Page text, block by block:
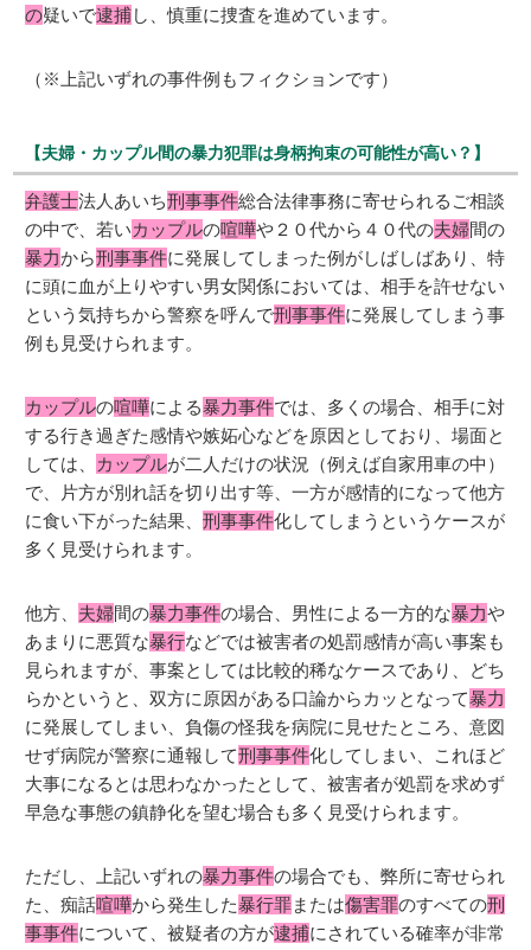
の疑いで逮捕し、慎重に捜査を進めています。
（※上記いずれの事件例もフィクションです）
【夫婦・カップル間の暴力犯罪は身柄拘束の可能性が高い？】
弁護士法人あいち刑事事件総合法律事務に寄せられるご相談
の中で、若いカップルの喧嘩や２０代から４０代の夫婦間の
暴力から刑事事件に発展してしまった例がしばしばあり、特
に頭に血が上りやすい男女関係においては、相手を許せない
という気持ちから警察を呼んで刑事事件に発展してしまう事
例も見受けられます。
カップルの喧嘩による暴力事件では、多くの場合、相手に対
する行き過ぎた感情や嫉妬心などを原因としており、場面と
しては、
カップルが二人だけの状況（例えば自家用車の中）
で、片方が別れ話を切り出す等、一方が感情的になって他方
に食い下がった結果、刑事事件化してしまうというケースが
多く見受けられます。
他方、 夫婦間の暴力事件の場合、男性による一方的な暴力や
あまりに悪質な暴行などでは被害者の処罰感情が高い事案も
見られますが、事案としては比較的稀なケースであり、どち
らかというと、双方に原因がある口論からカッとなって暴力
に発展してしまい、負傷の怪我を病院に見せたところ、意図
せず病院が警察に通報して刑事事件化してしまい、これほど
大事になるとは思わなかったとして、被害者が処罰を求めず
早急な事態の鎮静化を望む場合も多く見受けられます。
ただし、上記いずれの暴力事件の場合でも、弊所に寄せられ
た、痴話喧嘩から発生した暴行罪または傷害罪のすべての刑
事事件について、被疑者の方が逮捕にされている確率が非常